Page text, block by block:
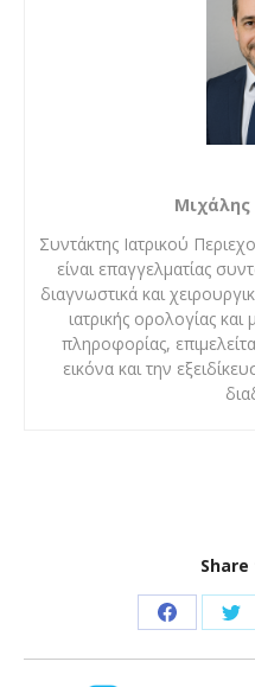
Μιχάλης
Συντάκτης Ιατρικού
είναι επαγγελματίας
διαγνωστικά και
ιατρικής ορολογίας
πληροφορίας,
εικόνα και την